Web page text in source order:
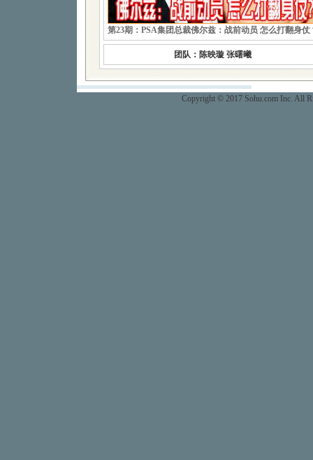
第23期：PSA集团总裁佛尔兹：战前动员 怎么打翻身仗
团队：陈映璇 张曙曦
Copyright © 2017 Sohu.com Inc. All